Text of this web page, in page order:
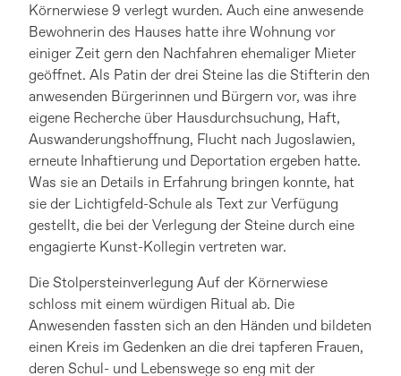
Körnerwiese 9 verlegt wurden. Auch eine anwesende
Bewohnerin des Hauses hatte ihre Wohnung vor
einiger Zeit gern den Nachfahren ehemaliger Mieter
geöffnet. Als Patin der drei Steine las die Stifterin den
anwesenden Bürgerinnen und Bürgern vor, was ihre
eigene Recherche über Hausdurchsuchung, Haft,
Auswanderungshoffnung, Flucht nach Jugoslawien,
erneute Inhaftierung und Deportation ergeben hatte.
Was sie an Details in Erfahrung bringen konnte, hat
sie der Lichtigfeld-Schule als Text zur Verfügung
gestellt, die bei der Verlegung der Steine durch eine
engagierte Kunst-Kollegin vertreten war.
Die Stolpersteinverlegung Auf der Körnerwiese
schloss mit einem würdigen Ritual ab. Die
Anwesenden fassten sich an den Händen und bildeten
einen Kreis im Gedenken an die drei tapferen Frauen,
deren Schul- und Lebenswege so eng mit der